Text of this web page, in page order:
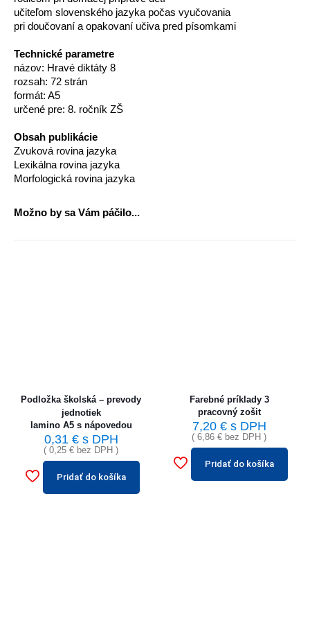
učiteľom slovenského jazyka počas vyučovania
pri doučovaní a opakovaní učiva pred písomkami
Technické parametre
názov: Hravé diktáty 8
rozsah: 72 strán
formát: A5
určené pre: 8. ročník ZŠ
Obsah publikácie
Zvuková rovina jazyka
Lexikálna rovina jazyka
Morfologická rovina jazyka
Možno by sa Vám páčilo...
Podložka školská – prevody
jednotiek
lamino A5 s nápovedou
0,31 €s DPH
( 0,25 € bez DPH )
Pridať do košíka
Farebné príklady 3
pracovný zošit
7,20 €s DPH
( 6,86 € bez DPH )
Pridať do košíka